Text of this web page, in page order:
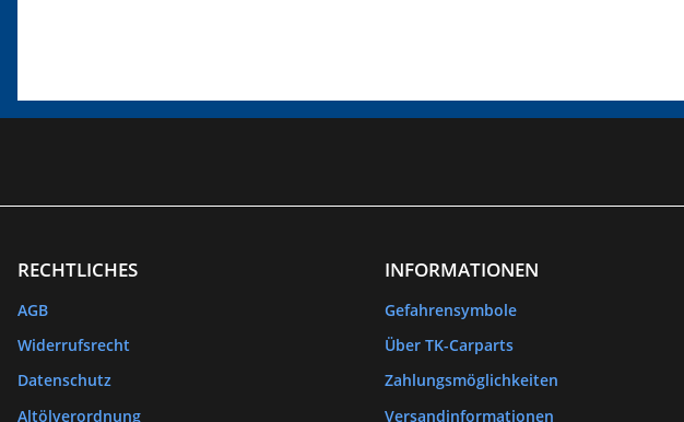
RECHTLICHES
AGB
Widerrufsrecht
Datenschutz
Altölverordnung
INFORMATIONEN
Gefahrensymbole
Über TK-Carparts
Zahlungsmöglichkeiten
Versandinformationen